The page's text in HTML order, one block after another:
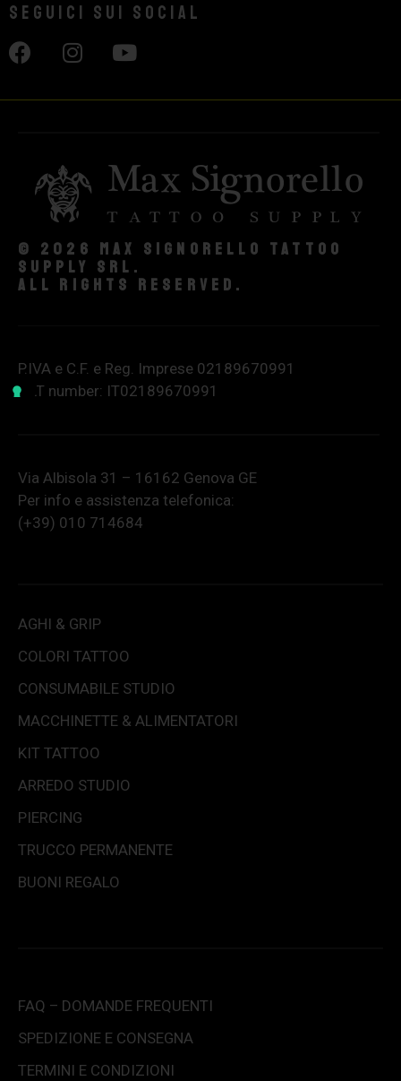
Seguici sui social
© 2026 Max Signorello Tattoo
supply srl.
All rights reserved.
P.IVA e C.F. e Reg. Imprese 02189670991
VAT number: IT02189670991
Via Albisola 31 – 16162 Genova GE
Per info e assistenza telefonica:
(+39) 010 714684
AGHI & GRIP
COLORI TATTOO
CONSUMABILE STUDIO
MACCHINETTE & ALIMENTATORI
KIT TATTOO
ARREDO STUDIO
PIERCING
TRUCCO PERMANENTE
BUONI REGALO
FAQ – DOMANDE FREQUENTI
SPEDIZIONE E CONSEGNA
TERMINI E CONDIZIONI